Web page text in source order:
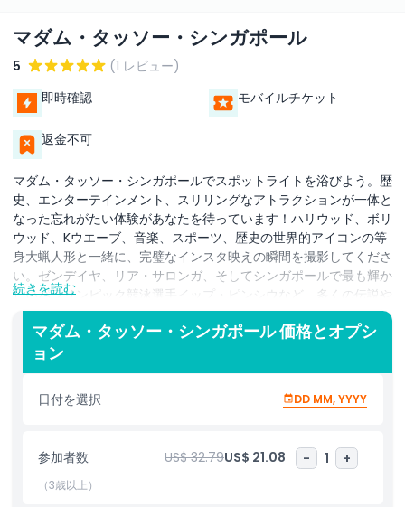
マダム・タッソー・シンガポール
5
(1 レビュー)
即時確認
モバイルチケット
返金不可
マダム・タッソー・シンガポールでスポットライトを浴びよう。歴
史、エンターテインメント、スリリングなアトラクションが一体と
なった忘れがたい体験があなたを待っています！ハリウッド、ボリ
ウッド、Kウエーブ、音楽、スポーツ、歴史の世界的アイコンの等
身大蝋人形と一緒に、完璧なインスタ映えの瞬間を撮影してくださ
い。ゼンデイヤ、リア・サロンガ、そしてシンガポールで最も輝か
しいパラリンピック競泳選手イップ・ピンシウなど、多くの伝説や
スーパースターに会えるチャンスをお見逃しなく。マーベル・ユニ
バース4D体験では、アイアンマンやスパイダーマンなどのヒーロ
ーがスクリーンから飛び出す壮大なマルチセンサリーショーでスリ
ルを感じられます。ボリウッドとハリウッドの両エリアを探検し、
アルティメット・フィルム・スター・エクスペリエンスであなたの
スター性を試し、当館の限定エリアでAリストのセレブとパーティ
ガポールでは、主要な歴史的人物の視点を通して語られる国の豊か
な歴史をガイド付きで巡る旅を体験できます。その後は「スピリッ
ト・オブ・シンガポール」ボートライドに乗り込み、シンガポール
続きを読む
マダム・タッソー・シンガポール 価格とオプシ
ョン
日付を選択 DD MM, YYYY
参加者数 US$ 32.79US$ 21.08 - 1 +
（3歳以上）